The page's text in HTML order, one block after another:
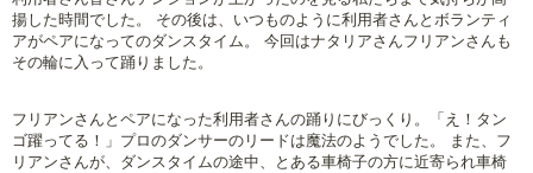
揚した時間でした。 その後は、いつものように利用者さんとボランティ
アがペアになってのダンスタイム。 今回はナタリアさんフリアンさんも
その輪に入って踊りました。
フリアンさんとペアになった利用者さんの踊りにびっくり。「え！タン
ゴ躍ってる！」プロのダンサーのリードは魔法のようでした。 また、フ
リアンさんが、ダンスタイムの途中、とある車椅子の方に近寄られ車椅